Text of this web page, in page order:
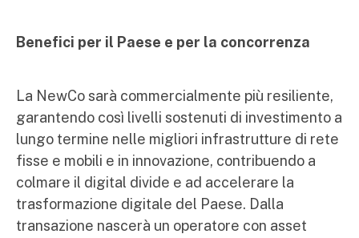
Benefici per il Paese e per la concorrenza
La NewCo sarà commercialmente più resiliente,
garantendo così livelli sostenuti di investimento a
lungo termine nelle migliori infrastrutture di rete
fisse e mobili e in innovazione, contribuendo a
colmare il digital divide e ad accelerare la
trasformazione digitale del Paese. Dalla
transazione nascerà un operatore con asset